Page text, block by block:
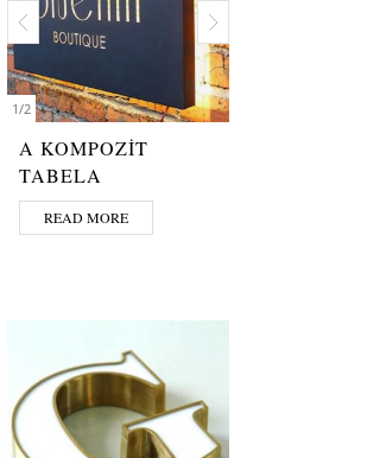
1/2
A KOMPOZİT
TABELA
READ MORE